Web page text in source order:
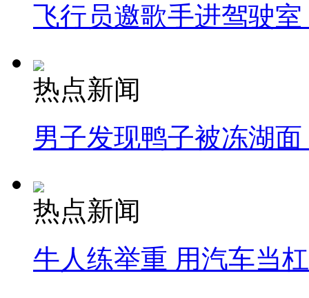
飞行员邀歌手进驾驶
热点新闻
男子发现鸭子被冻湖
热点新闻
牛人练举重 用汽车当